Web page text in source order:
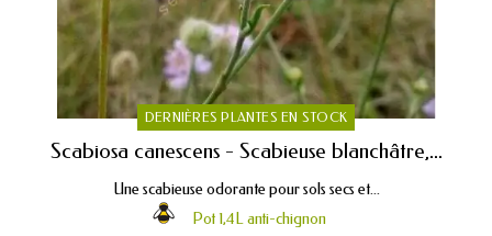
DERNIÈRES PLANTES EN STOCK
Scabiosa canescens - Scabieuse blanchâtre,...
Une scabieuse odorante pour sols secs et...
Pot 1,4L anti-chignon